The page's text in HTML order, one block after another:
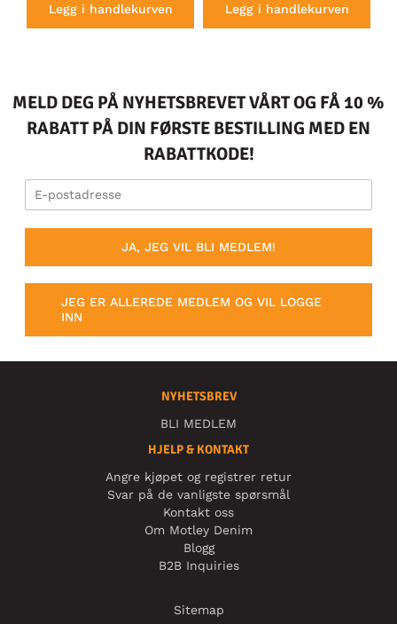
Legg i handlekurven Legg i handlekurven
MELD DEG PÅ NYHETSBREVET VÅRT OG FÅ 10 %
RABATT PÅ DIN FØRSTE BESTILLING MED EN
RABATTKODE!
JA, JEG VIL BLI MEDLEM!
JEG ER ALLEREDE MEDLEM OG VIL LOGGE
INN
NYHETSBREV
BLI MEDLEM
HJELP & KONTAKT
Angre kjøpet og registrer retur
Svar på de vanligste spørsmål
Kontakt oss
Om Motley Denim
Blogg
B2B Inquiries
Sitemap